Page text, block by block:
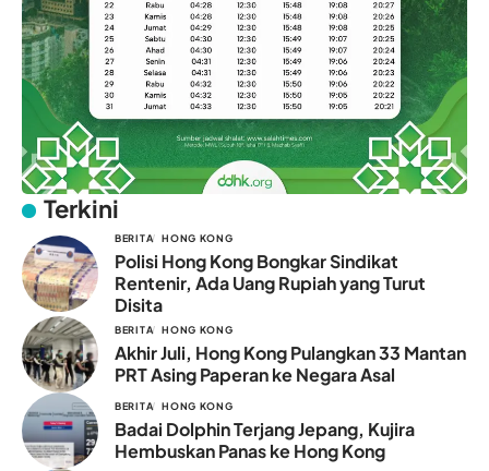
Terkini
BERITA HONG KONG
Polisi Hong Kong Bongkar Sindikat
Rentenir, Ada Uang Rupiah yang Turut
Disita
BERITA HONG KONG
Akhir Juli, Hong Kong Pulangkan 33 Mantan
PRT Asing Paperan ke Negara Asal
BERITA HONG KONG
Badai Dolphin Terjang Jepang, Kujira
Hembuskan Panas ke Hong Kong